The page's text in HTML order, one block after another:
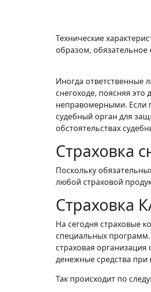
Технические
образом, обязательное
Иногда ответственные
снегоходе, поясняя это
неправомерными. Если
судебный орган для
обстоятельствах
Страховка
Поскольку
любой страховой
Страховка
На сегодня страховые
специальных
страховая
денежные средства при
Так происходит по